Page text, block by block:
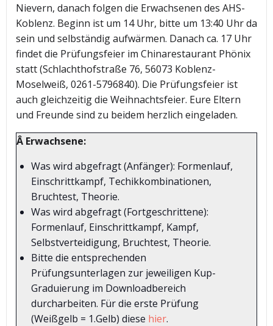
Nievern, danach folgen die Erwachsenen des AHS-
Koblenz. Beginn ist um 14 Uhr, bitte um 13:40 Uhr da
sein und selbständig aufwärmen. Danach ca. 17 Uhr
findet die Prüfungsfeier im Chinarestaurant Phönix
statt (Schlachthofstraße 76, 56073 Koblenz-
Moselweiß, 0261-5796840). Die Prüfungsfeier ist
auch gleichzeitig die Weihnachtsfeier. Eure Eltern
und Freunde sind zu beidem herzlich eingeladen.
Â Erwachsene:
Was wird abgefragt (Anfänger): Formenlauf,
Einschrittkampf, Techikkombinationen,
Bruchtest, Theorie.
Was wird abgefragt (Fortgeschrittene):
Formenlauf, Einschrittkampf, Kampf,
Selbstverteidigung, Bruchtest, Theorie.
Bitte die entsprechenden
Prüfungsunterlagen zur jeweiligen Kup-
Graduierung im Downloadbereich
durcharbeiten. Für die erste Prüfung
(Weißgelb = 1.Gelb) diese hier.